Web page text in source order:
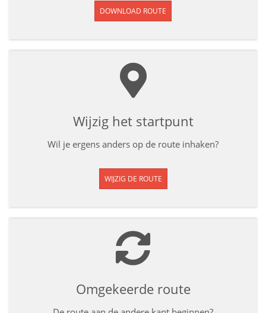
DOWNLOAD ROUTE
Wijzig het startpunt
Wil je ergens anders op de route inhaken?
WIJZIG DE ROUTE
Omgekeerde route